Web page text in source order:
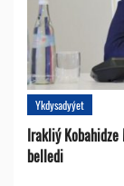
Ykdysadyýet
Irakliý
belledi